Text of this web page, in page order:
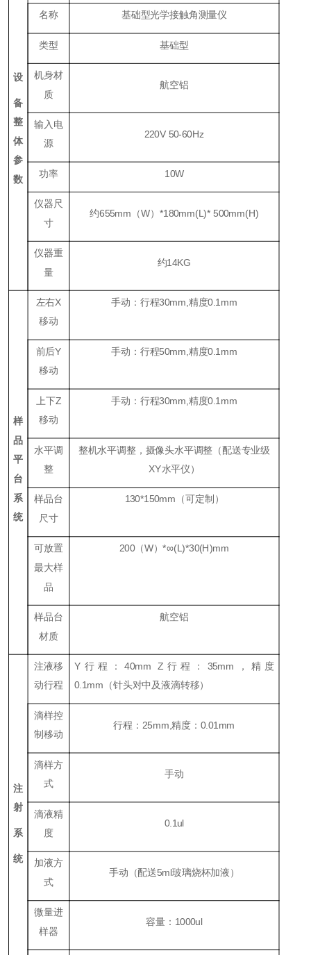
设
备
整
体
参
数
名称 基础型光学接触角测量仪
类型 基础型
机身材
质
航空铝
输入电
源
220V 50-60Hz
功率 10W
仪器尺
寸
约655mm（W）*180mm(L)* 500mm(H)
仪器重
量
约14KG
样
品
平
台
系
统
左右X
移动
手动：行程30mm, 精度0.1mm
前后Y
移动
手动：行程50mm, 精度0.1mm
上下Z
移动
手动：行程30mm, 精度0.1mm
水平调
整
整机水平调整，摄像头水平调整（配送专业级
XY水平仪）
样品台
尺寸
130*150mm（可定制）
可放置
最大样
品
200（W）*∞(L)*30(H)mm
样品台
材质
航空铝
注
射
系
统
注液移
动行程
Y行程：40mm Z行程：35mm，精度
0.1mm（针头对中及液滴转移）
滴样控
制移动
行程：25mm,精度：0.01mm
滴样方
式
手动
滴液精
度
0.1ul
加液方
式
手动（配送5ml玻璃烧杯加液）
微量进
样器
容量：1000ul